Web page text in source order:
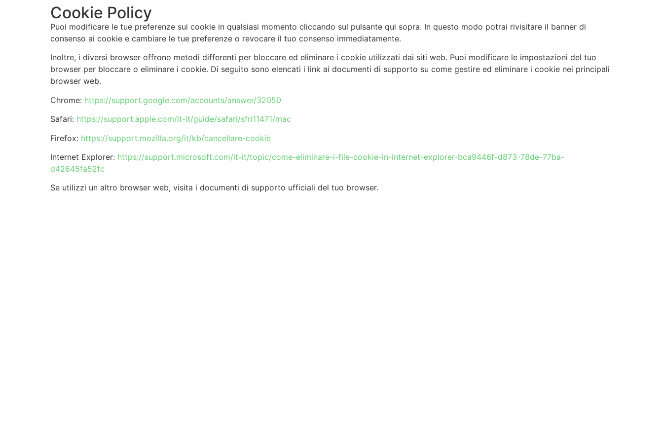
Cookie Policy
Puoi modificare le tue preferenze sui cookie in qualsiasi momento cliccando sul pulsante qui sopra. In questo modo potrai rivisitare il banner di
consenso ai cookie e cambiare le tue preferenze o revocare il tuo consenso immediatamente.
Inoltre, i diversi browser offrono metodi differenti per bloccare ed eliminare i cookie utilizzati dai siti web. Puoi modificare le impostazioni del tuo
browser per bloccare o eliminare i cookie. Di seguito sono elencati i link ai documenti di supporto su come gestire ed eliminare i cookie nei principali
browser web.
Chrome: https://support.google.com/accounts/answer/32050
Safari: https://support.apple.com/it-it/guide/safari/sfri11471/mac
Firefox: https://support.mozilla.org/it/kb/cancellare-cookie
Internet Explorer: https://support.microsoft.com/it-it/topic/come-eliminare-i-file-cookie-in-internet-explorer-bca9446f-d873-78de-77ba-
d42645fa52fc
Se utilizzi un altro browser web, visita i documenti di supporto ufficiali del tuo browser.